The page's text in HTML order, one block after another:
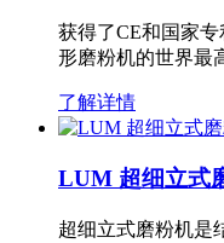
获得了CE和国家
形磨粉机的世界最
了解详情
LUM 超细立式
超细立式磨粉机是